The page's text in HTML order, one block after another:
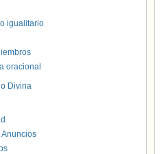
igualitario
oracional
Divina
Anuncios